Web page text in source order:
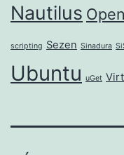
Nautilus
scripting Sezen Sinadura
Ubuntu uGet